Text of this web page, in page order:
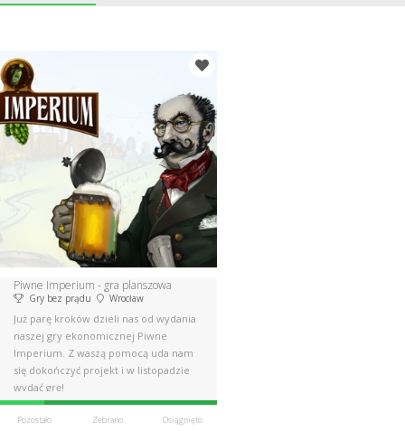
Piwne Imperium - gra planszowa
Gry bez prądu Wrocław
Już parę kroków dzieli nas od wydania
naszej gry ekonomicznej Piwne
Imperium. Z waszą pomocą uda nam
się dokończyć projekt i w listopadzie
wydać grę!
Pozostało Zebrano Osiągnięto